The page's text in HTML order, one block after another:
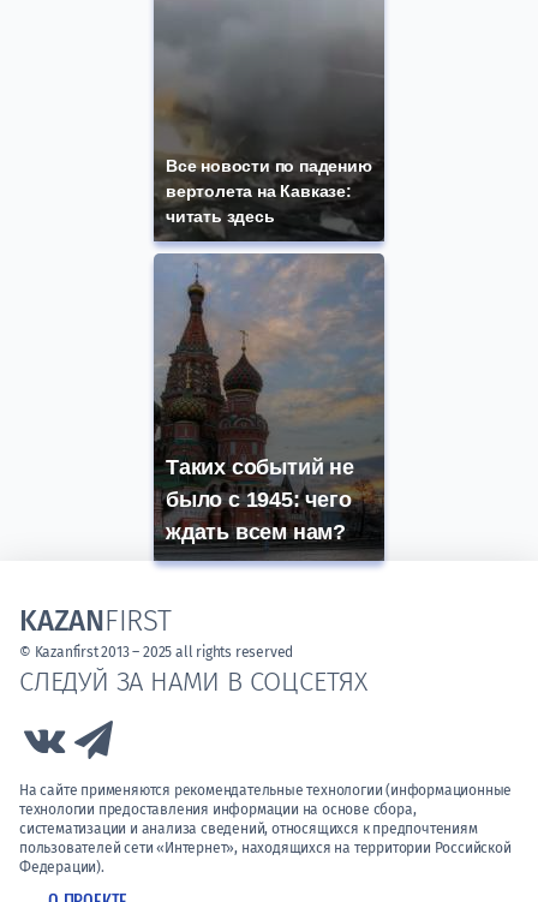
Все новости по падению
вертолета на Кавказе:
читать здесь
Таких событий не
было с 1945: чего
ждать всем нам?
СЛЕДУЙ ЗА НАМИ В СОЦСЕТЯХ
Link to Vk
На сайте применяются рекомендательные технологии (информационные
технологии предоставления информации на основе сбора,
систематизации и анализа сведений, относящихся к предпочтениям
пользователей сети «Интернет», находящихся на территории Российской
Федерации).
KAZANFIRST
© Kazanfirst 2013 – 2025 all rights reserved